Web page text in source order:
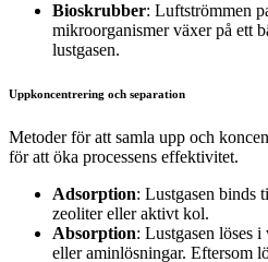
Bioskrubber: Luftströmmen
mikroorganismer växer på ett
lustgasen.
Uppkoncentrering och separation
Metoder för att samla upp och
för att öka processens effektivitet.
Adsorption: Lustgasen binds
zeoliter eller aktivt kol.
Absorption: Lustgasen löses
eller aminlösningar. Eftersom